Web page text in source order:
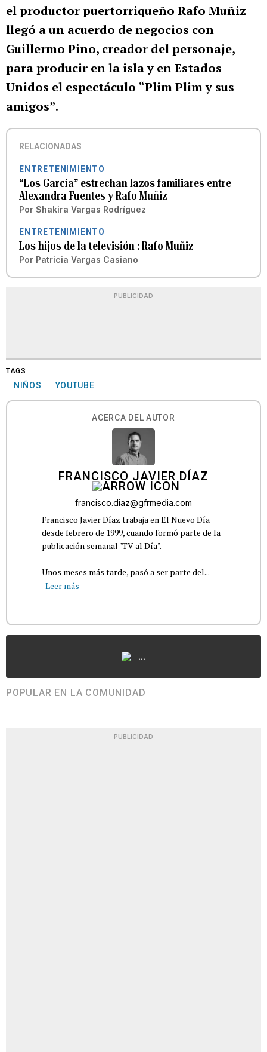
el productor puertorriqueño Rafo Muñiz
llegó a un acuerdo de negocios con
Guillermo Pino, creador del personaje,
para producir en la isla y en Estados
Unidos el espectáculo “Plim Plim y sus
amigos”.
RELACIONADAS
ENTRETENIMIENTO
“Los García” estrechan lazos familiares entre
Alexandra Fuentes y Rafo Muñiz
Por Shakira Vargas Rodríguez
ENTRETENIMIENTO
Los hijos de la televisión : Rafo Muñiz
Por Patricia Vargas Casiano
PUBLICIDAD
TAGS
NIÑOS YOUTUBE
ACERCA DEL AUTOR
FRANCISCO JAVIER DÍAZ
francisco.diaz@gfrmedia.com
Francisco Javier Díaz trabaja en El Nuevo Día
desde febrero de 1999, cuando formó parte de la
publicación semanal "TV al Día".
Unos meses más tarde, pasó a ser parte del...
Leer más
...
POPULAR EN LA COMUNIDAD
PUBLICIDAD